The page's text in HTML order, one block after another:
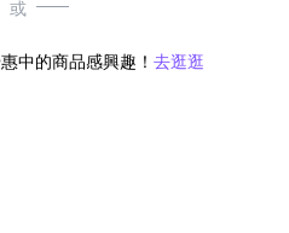
或
中的商品感興趣！ 去逛逛